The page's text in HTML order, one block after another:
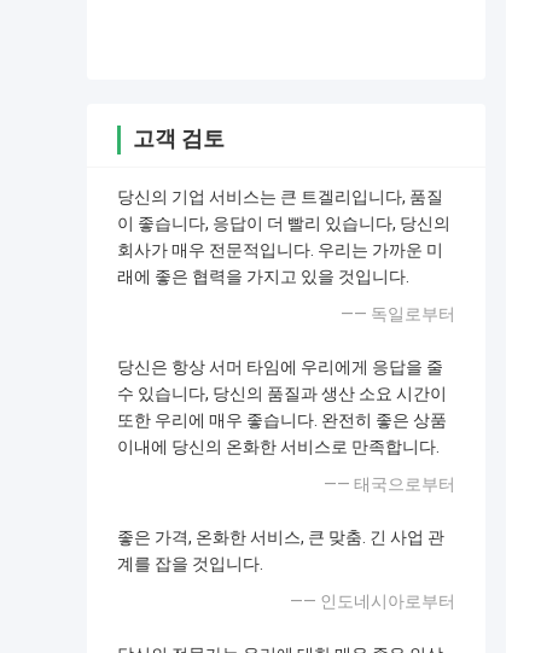
고객 검토
당신의 기업 서비스는 큰 트겔리입니다, 품질
이 좋습니다, 응답이 더 빨리 있습니다, 당신의
회사가 매우 전문적입니다. 우리는 가까운 미
래에 좋은 협력을 가지고 있을 것입니다.
—— 독일로부터
당신은 항상 서머 타임에 우리에게 응답을 줄
수 있습니다, 당신의 품질과 생산 소요 시간이
또한 우리에 매우 좋습니다. 완전히 좋은 상품
이내에 당신의 온화한 서비스로 만족합니다.
—— 태국으로부터
좋은 가격, 온화한 서비스, 큰 맞춤. 긴 사업 관
계를 잡을 것입니다.
—— 인도네시아로부터